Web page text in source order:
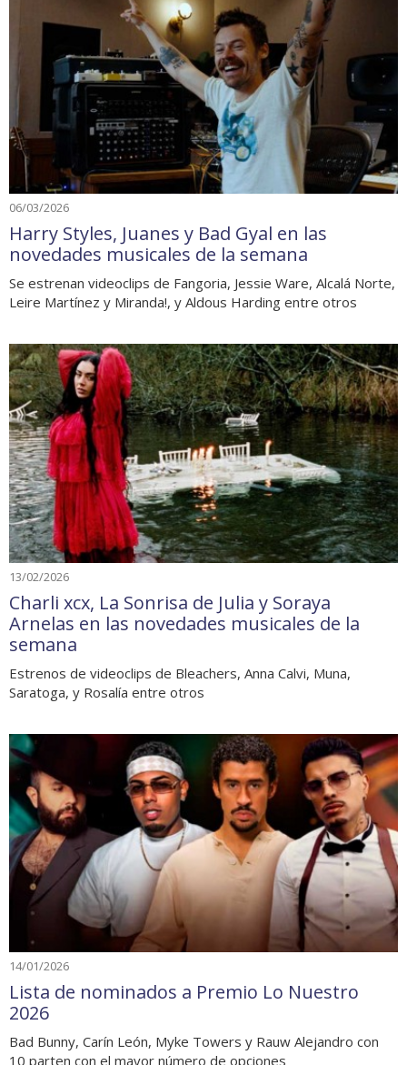
06/03/2026
Harry Styles, Juanes y Bad Gyal en las
novedades musicales de la semana
Se estrenan videoclips de Fangoria, Jessie Ware, Alcalá Norte,
Leire Martínez y Miranda!, y Aldous Harding entre otros
13/02/2026
Charli xcx, La Sonrisa de Julia y Soraya
Arnelas en las novedades musicales de la
semana
Estrenos de videoclips de Bleachers, Anna Calvi, Muna,
Saratoga, y Rosalía entre otros
14/01/2026
Lista de nominados a Premio Lo Nuestro
2026
Bad Bunny, Carín León, Myke Towers y Rauw Alejandro con
10 parten con el mayor número de opciones